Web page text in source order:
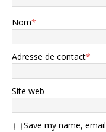
Nom*
Adresse de contact*
Site web
Save my name,